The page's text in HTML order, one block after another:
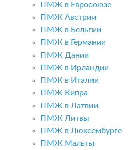
ПМЖ в Евросоюзе
ПМЖ Австрии
ПМЖ в Бельгии
ПМЖ в Германии
ПМЖ Дании
ПМЖ в Ирландии
ПМЖ в Италии
ПМЖ Кипра
ПМЖ в Латвии
ПМЖ Литвы
ПМЖ в Люксембурге
ПМЖ Мальты